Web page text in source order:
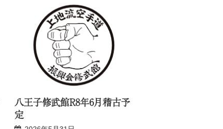
八王子修武館R8年6月稽古予
定